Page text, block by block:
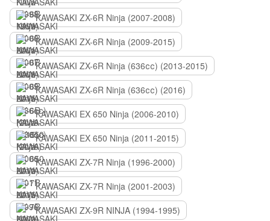
KAWASAKI ZX-6R Ninja (2007-2008)
KAWASAKI ZX-6R Ninja (2009-2015)
KAWASAKI ZX-6R Ninja (636сс) (2013-2015)
KAWASAKI ZX-6R Ninja (636сс) (2016)
KAWASAKI EX 650 Ninja (2006-2010)
KAWASAKI EX 650 Ninja (2011-2015)
KAWASAKI ZX-7R Ninja (1996-2000)
KAWASAKI ZX-7R Ninja (2001-2003)
KAWASAKI ZX-9R NINJA (1994-1995)